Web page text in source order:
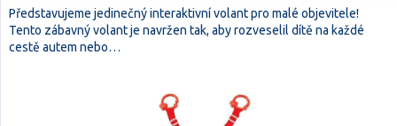
Představujeme jedinečný interaktivní volant pro malé objevitele!
Tento zábavný volant je navržen tak, aby rozveselil dítě na každé
cestě autem nebo…